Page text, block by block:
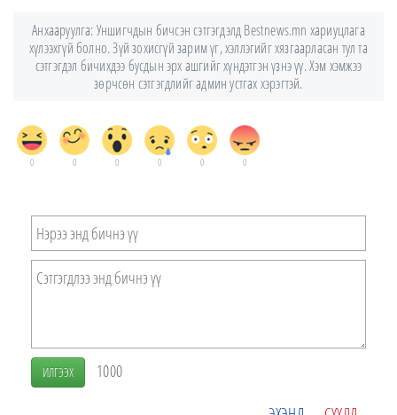
Анхааруулга: Уншигчдын бичсэн сэтгэгдэлд Bestnews.mn хариуцлага
хүлээхгүй болно. Зүй зохисгүй зарим үг, хэллэгийг хязгаарласан тул та
сэтгэгдэл бичихдээ бусдын эрх ашгийг хүндэтгэн үзнэ үү. Хэм хэмжээ
зөрчсөн сэтгэгдлийг админ устгах хэрэгтэй.
0 0 0 0 0 0
ИЛГЭЭХ 1000